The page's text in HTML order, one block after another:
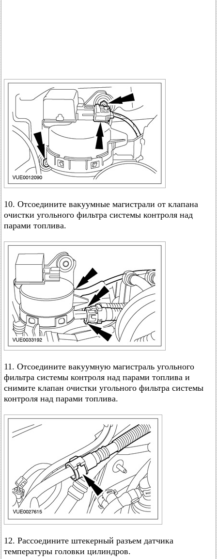
10. Отсоедините вакуумные магистрали от клапана
очистки угольного фильтра системы контроля над
парами топлива.
11. Отсоедините вакуумную магистраль угольного
фильтра системы контроля над парами топлива и
снимите клапан очистки угольного фильтра системы
контроля над парами топлива.
12. Рассоедините штекерный разъем датчика
температуры головки цилиндров.